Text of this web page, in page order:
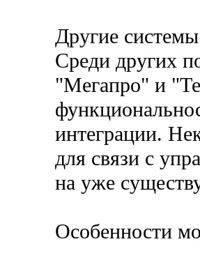
Другие системы
Среди других
"Мегапро" и
интеграции.
для связи с
на уже
Особенности